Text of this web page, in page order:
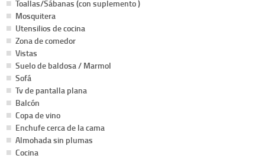
Toallas/Sábanas (con suplemento )
Mosquitera
Utensilios de cocina
Zona de comedor
Vistas
Suelo de baldosa / Marmol
Sofá
Tv de pantalla plana
Balcón
Copa de vino
Enchufe cerca de la cama
Almohada sin plumas
Cocina